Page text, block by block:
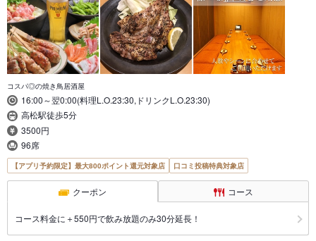
コスパ◎の焼き鳥居酒屋
16:00～翌0:00(料理L.O.23:30,ドリンクL.O.23:30)
高松駅徒歩5分
3500円
96席
【アプリ予約限定】最大800ポイント還元対象店 口コミ投稿特典対象店
クーポン コース
コース料金に＋550円で飲み放題のみ30分延長！